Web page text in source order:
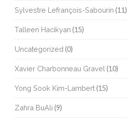
Sylvestre Lefrançois-Sabourin (11)
Talleen Hacikyan (15)
Uncategorized (0)
Xavier Charbonneau Gravel (10)
Yong Sook Kim-Lambert(15)
Zahra BuAli (9)